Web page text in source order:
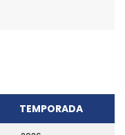
TEMPORADA